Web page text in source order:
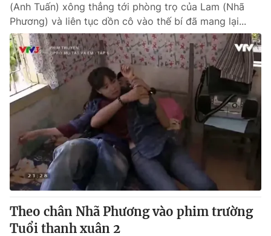
(Anh Tuấn) xông thẳng tới phòng trọ của Lam (Nhã
Phương) và liên tục dồn cô vào thế bí đã mang lại...
Theo chân Nhã Phương vào phim trường
Tuổi thanh xuân 2